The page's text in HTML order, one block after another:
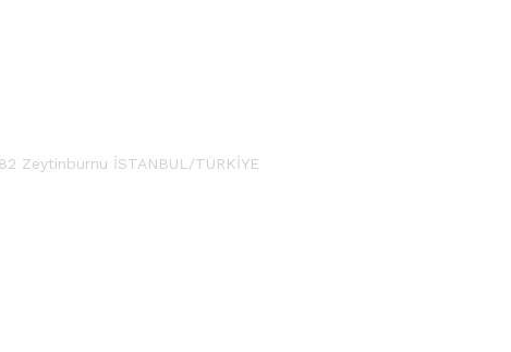
Zeytinburnu İSTANBUL/TÜRKİYE